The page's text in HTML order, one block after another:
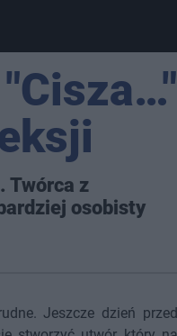
Twórca z
osobisty
Jeszcze dzień przed